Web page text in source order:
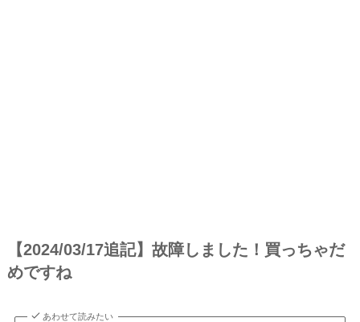
【2024/03/17追記】 故障しました！買っちゃだ
めですね
あわせて読みたい